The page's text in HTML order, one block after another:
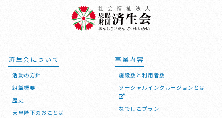
済生会について
活動の方針
組織概要
歴史
天皇陛下のおことば
事業内容
施設数と利用者数
ソーシャルインクルージョンとは
なでしこプラン